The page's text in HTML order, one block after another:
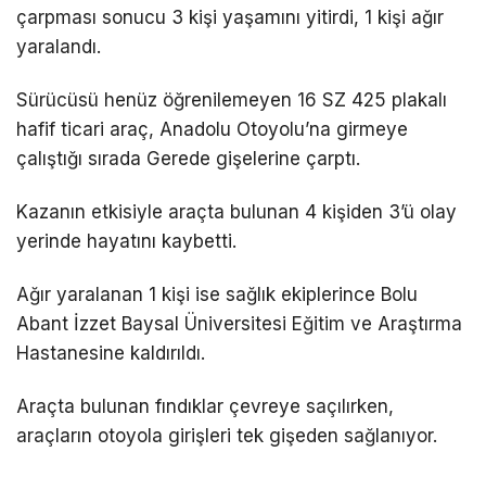
çarpması sonucu 3 kişi yaşamını yitirdi, 1 kişi ağır
yaralandı.
Sürücüsü henüz öğrenilemeyen 16 SZ 425 plakalı
hafif ticari araç, Anadolu Otoyolu’na girmeye
çalıştığı sırada Gerede gişelerine çarptı.
Kazanın etkisiyle araçta bulunan 4 kişiden 3’ü olay
yerinde hayatını kaybetti.
Ağır yaralanan 1 kişi ise sağlık ekiplerince Bolu
Abant İzzet Baysal Üniversitesi Eğitim ve Araştırma
Hastanesine kaldırıldı.
Araçta bulunan fındıklar çevreye saçılırken,
araçların otoyola girişleri tek gişeden sağlanıyor.